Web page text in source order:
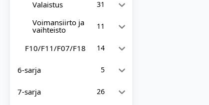
Valaistus 31
Voimansiirto ja
vaihteisto 11
F10/F11/F07/F18 14
6-sarja 5
7-sarja 26